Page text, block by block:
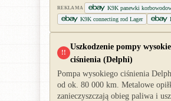
REKLAMA
K9K panewki
K9K connecting rod Lager
!!
Uszkodzenie pompy
ciśnienia (Delphi)
Pompa wysokiego ciśnienia
od ok. 80 000 km. Metalowe
zanieczyszczają obieg paliwa i